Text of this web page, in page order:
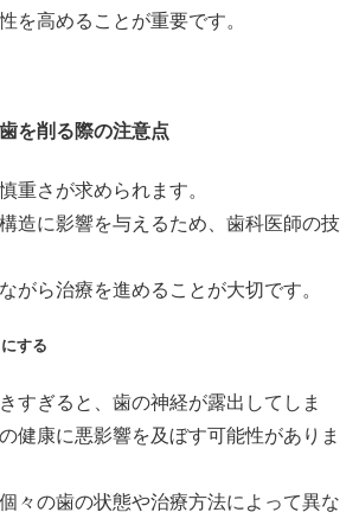
を高めることが重要です。
を削る際の注意点
重さが求められます。
造に影響を与えるため、歯科医師の技
がら治療を進めることが大切です。
する
すぎると、歯の神経が露出してしま
健康に悪影響を及ぼす可能性がありま
々の歯の状態や治療方法によって異な